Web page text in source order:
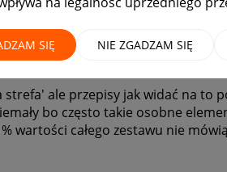
SIĘ NIE ZGADZAM SIĘ
ale przepisy jak widać na to
bo często takie osobne
wartości całego zestawu nie